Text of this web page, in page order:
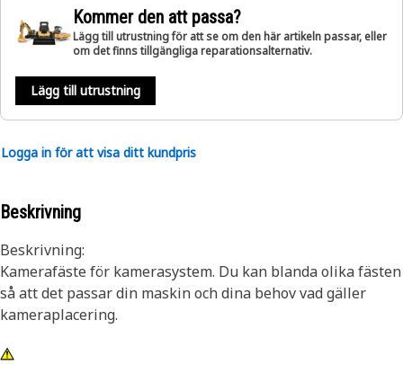
Kommer den att passa?
Lägg till utrustning för att se om den här artikeln passar, eller
om det finns tillgängliga reparationsalternativ.
Lägg till utrustning
Logga in för att visa ditt kundpris
Beskrivning
Beskrivning:
Kamerafäste för kamerasystem. Du kan blanda olika fästen
så att det passar din maskin och dina behov vad gäller
kameraplacering.